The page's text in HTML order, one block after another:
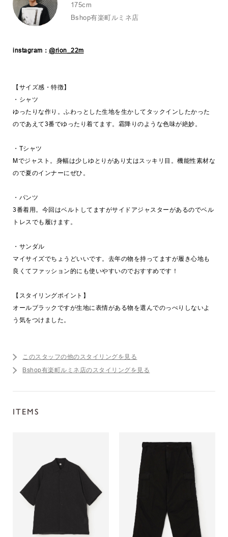
175cm
Bshop有楽町ルミネ店
instagram： @rion_22m
【サイズ感・特徴】
・シャツ
ゆったりな作り。ふわっとした生地を生かしてタックインしたかった
のであえて3番でゆったり着てます。霜降りのような色味が絶妙。
・Tシャツ
Mでジャスト。身幅は少しゆとりがあり丈はスッキリ目。機能性素材な
ので夏のインナーにぜひ。
・パンツ
3番着用。今回はベルトしてますがサイドアジャスターがあるのでベル
トレスでも履けます。
・サンダル
マイサイズでちょうどいいです。去年の物を持ってますが履き心地も
良くてファッション的にも使いやすいのでおすすめです！
【スタイリングポイント】
オールブラックですが生地に表情がある物を選んでのっぺりしないよ
う気をつけました。
このスタッフの他のスタイリングを見る
Bshop有楽町ルミネ店のスタイリングを見る
ITEMS